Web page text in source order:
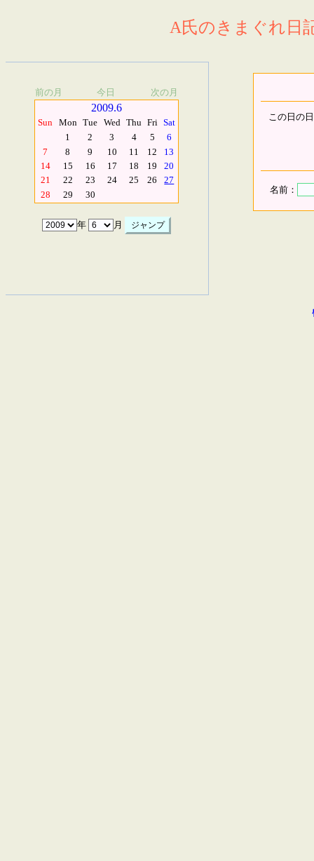
A氏のきまぐれ日
前の月 今日 次の月
2009.6
Sun Mon Tue Wed Thu Fri Sat
1
2 3 4 5
6
7
8 9 10 11 12
13
14
15 16 17 18 19
20
21
22 23 24 25 26
27
28
29 30
年 月
この日の
名前：